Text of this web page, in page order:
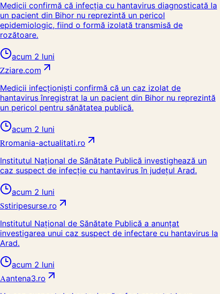
Medicii confirmă că infecția cu hantavirus diagnosticată la
un pacient din Bihor nu reprezintă un pericol
epidemiologic, fiind o formă izolată transmisă de
rozătoare.
acum 2 luni
Zziare.com
Medicii infecționiști confirmă că un caz izolat de
hantavirus înregistrat la un pacient din Bihor nu reprezintă
un pericol pentru sănătatea publică.
acum 2 luni
Rromania-actualitati.ro
Institutul Național de Sănătate Publică investighează un
caz suspect de infecție cu hantavirus în județul Arad.
acum 2 luni
Sstiripesurse.ro
Institutul Național de Sănătate Publică a anunțat
investigarea unui caz suspect de infectare cu hantavirus la
Arad.
acum 2 luni
Aantena3.ro